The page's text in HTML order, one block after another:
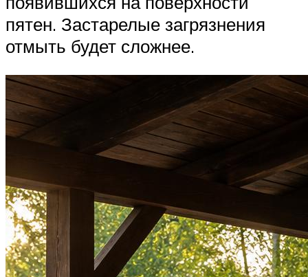
пятен. Застарелые загрязнения
отмыть будет сложнее.